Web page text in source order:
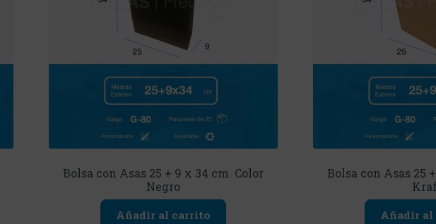
Bolsa con Asas 25 + 9 x 34 cm. Color
Negro
Añadir al carrito
Bolsa con Asas 25
Añadir